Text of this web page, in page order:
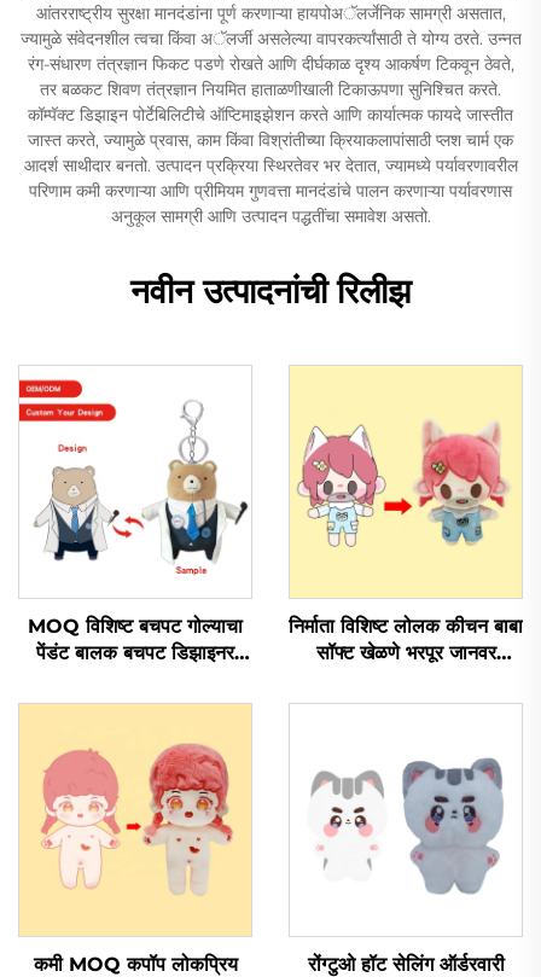
आंतरराष्ट्रीय सुरक्षा मानदंडांना पूर्ण करणाऱ्या हायपोअॅलर्जेनिक सामग्री असतात,
ज्यामुळे संवेदनशील त्वचा किंवा अॅलर्जी असलेल्या वापरकर्त्यांसाठी ते योग्य ठरते. उन्नत
रंग-संधारण तंत्रज्ञान फिकट पडणे रोखते आणि दीर्घकाळ दृश्य आकर्षण टिकवून ठेवते,
तर बळकट शिवण तंत्रज्ञान नियमित हाताळणीखाली टिकाऊपणा सुनिश्चित करते.
कॉम्पॅक्ट डिझाइन पोर्टेबिलिटीचे ऑप्टिमाइझेशन करते आणि कार्यात्मक फायदे जास्तीत
जास्त करते, ज्यामुळे प्रवास, काम किंवा विश्रांतीच्या क्रियाकलापांसाठी प्लश चार्म एक
आदर्श साथीदार बनतो. उत्पादन प्रक्रिया स्थिरतेवर भर देतात, ज्यामध्ये पर्यावरणावरील
परिणाम कमी करणाऱ्या आणि प्रीमियम गुणवत्ता मानदंडांचे पालन करणाऱ्या पर्यावरणास
अनुकूल सामग्री आणि उत्पादन पद्धतींचा समावेश असतो.
नवीन उत्पादनांची रिलीझ
MOQ विशिष्ट बचपट गोल्याचा
पेंडंट बालक बचपट डिझाइनर
खेळण्याचा कीचन
निर्माता विशिष्ट लोलक कीचन बाबा
सॉफ्ट खेळणे भरपूर जानवर
कमी MOQ कपॉप लोकप्रिय
रोंग्टुओ हॉट सेलिंग ऑर्डरवारी